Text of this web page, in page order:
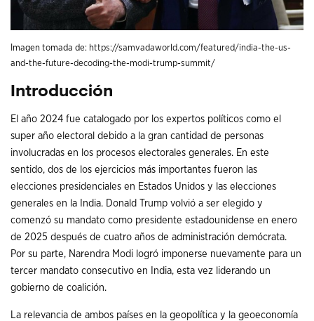
Imagen tomada de: https://samvadaworld.com/featured/india-the-us-
and-the-future-decoding-the-modi-trump-summit/
Introducción
El año 2024 fue catalogado por los expertos políticos como el
super año electoral debido a la gran cantidad de personas
involucradas en los procesos electorales generales. En este
sentido, dos de los ejercicios más importantes fueron las
elecciones presidenciales en Estados Unidos y las elecciones
generales en la India. Donald Trump volvió a ser elegido y
comenzó su mandato como presidente estadounidense en enero
de 2025 después de cuatro años de administración demócrata.
Por su parte, Narendra Modi logró imponerse nuevamente para un
tercer mandato consecutivo en India, esta vez liderando un
gobierno de coalición.
La relevancia de ambos países en la geopolítica y la geoeconomía